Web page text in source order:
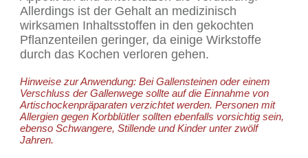
Allerdings ist der Gehalt an medizinisch
wirksamen Inhaltsstoffen in den gekochten
Pflanzenteilen geringer, da einige Wirkstoffe
durch das Kochen verloren gehen.
Hinweise zur Anwendung: Bei Gallensteinen oder einem
Verschluss der Gallenwege sollte auf die Einnahme von
Artischockenpräparaten verzichtet werden. Personen mit
Allergien gegen Korbblütler sollten ebenfalls vorsichtig sein,
ebenso Schwangere, Stillende und Kinder unter zwölf
Jahren.